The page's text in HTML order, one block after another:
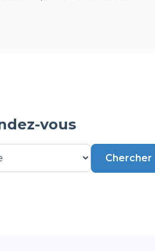
vous
Chercher